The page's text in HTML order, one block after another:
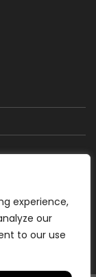
experience,
our
to our use